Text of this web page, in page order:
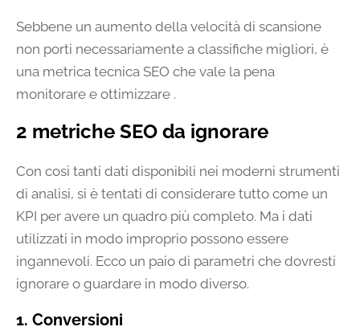
Sebbene un aumento della velocità di scansione
non porti necessariamente a classifiche migliori, è
una metrica tecnica SEO che vale la pena
monitorare e ottimizzare .
2 metriche SEO da ignorare
Con così tanti dati disponibili nei moderni strumenti
di analisi, si è tentati di considerare tutto come un
KPI per avere un quadro più completo. Ma i dati
utilizzati in modo improprio possono essere
ingannevoli. Ecco un paio di parametri che dovresti
ignorare o guardare in modo diverso.
1. Conversioni